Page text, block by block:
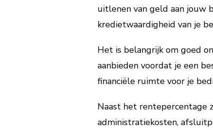
uitlenen van geld aan jouw
kredietwaardigheid van je
Het is belangrijk om goed
aanbieden voordat je een
financiële ruimte voor je
Naast het rentepercentage
administratiekosten,